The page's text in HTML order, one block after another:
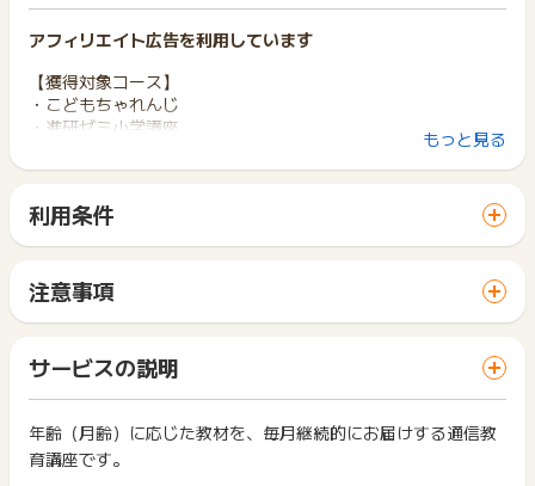
アフィリエイト広告を利用しています
【獲得対象コース】
・こどもちゃれんじ
・進研ゼミ小学講座
・進研ゼミ高校講座（2026年5月1日より対象となりました）
【獲得対象条件】
※入会申込後1ヵ月（31日）以上ご受講いただくこと
※申込の際にお客様の情報を正しくご入力いただくこと
※現在、こどもちゃれんじ・進研ゼミを受講されていないこと
※海外受講の入会申込ではないこと
※お友だち・ごきょうだい紹介制度を利用した入会ではないこと
※獲得予定ポイントの反映はお申込日から2週間程度かかりま
す。
【獲得対象外条件】
もっと見る
利用条件
サイトに移動してからお申し込みやお買い物が完了するまでの
間に、同じブラウザ（※）で他のサイトに移動した場合はポイン
ト獲得ができません。
「 申込をしてポイントGET 」ボタンを押した時とサービス・
お買い物利用時で、デバイス・ブラウザが異なる場合はポイン
ト獲得ができません。
2回以上同じお買い物・サービスをご利用される場合は、毎回
ポイントタウンに戻り、「 申込をしてポイントGET 」ボタン
注意事項
一部のサービスにつきましては、1商品につき10円単位の金額
は切り捨てとなります。
ポイント獲得が1ポイント未満のものは切り捨てとなり、ポイ
ント履歴には記載されません。
原則として広告主側のポイント等を利用して支払われた金額分
につきましては、ポイントタウンのポイント獲得の対象には含
サービスの説明
年齢（月齢）に応じた教材を、毎月継続的にお届けする通信教
育講座です。